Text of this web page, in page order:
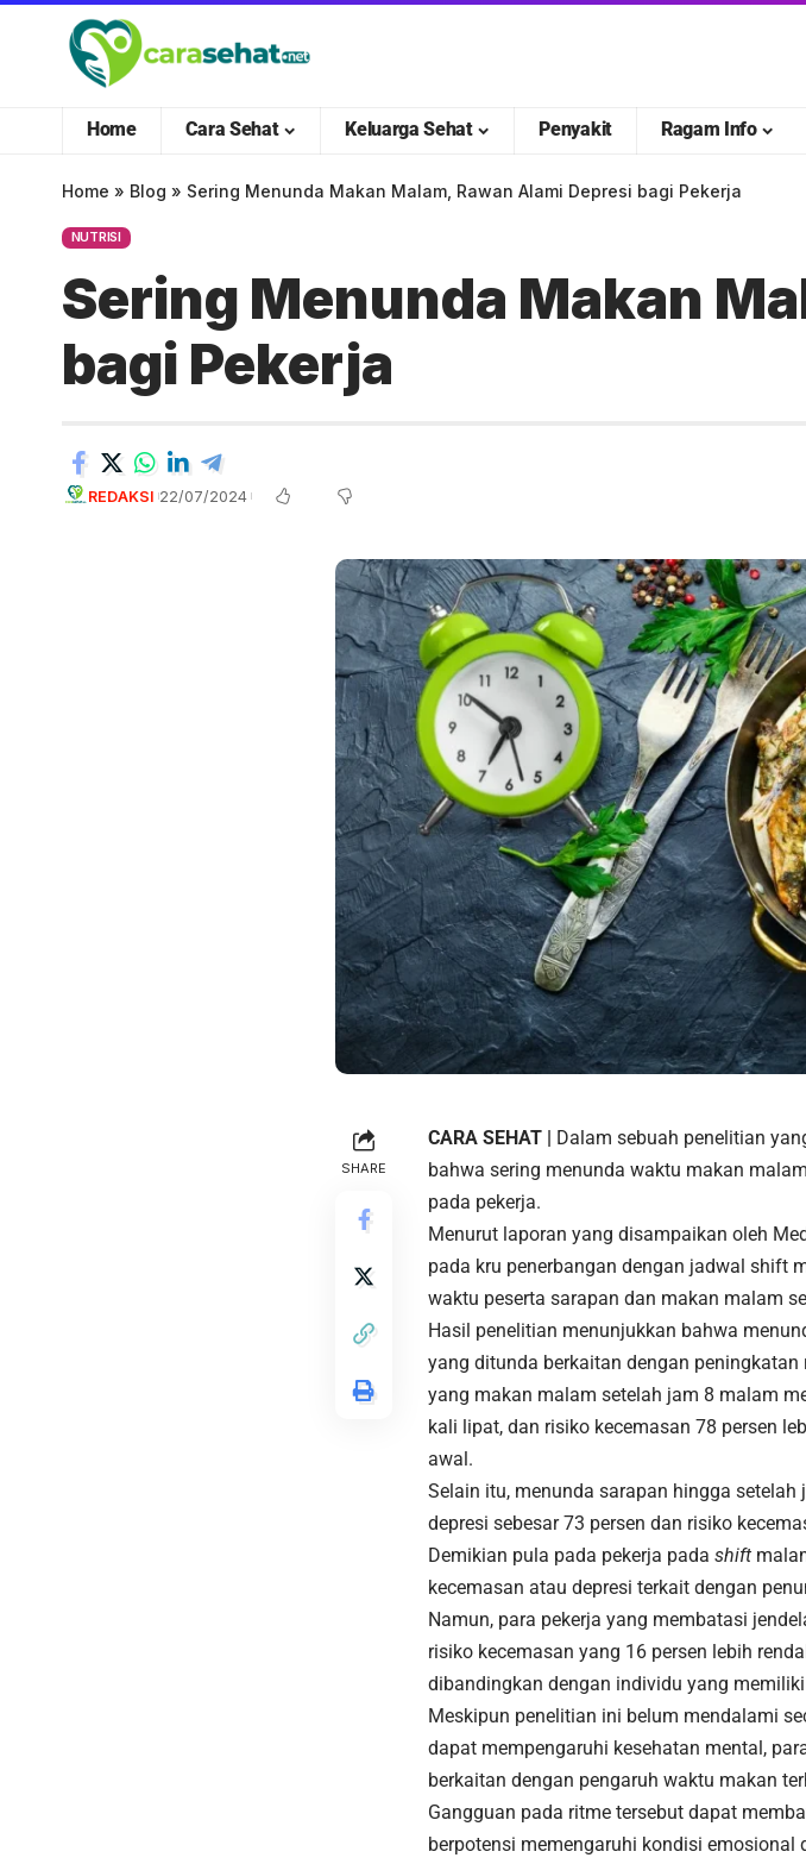
Home Cara Sehat Keluarga Sehat Penyakit Ragam Info
Home » Blog » Sering Menunda Makan Malam, Rawan Alami Depresi bagi Pekerja
NUTRISI
Sering Menunda Makan
bagi Pekerja
REDAKSI 22/07/2024
SHARE
CARA SEHAT | Dalam sebuah penelitian
bahwa sering menunda waktu makan malam
pada pekerja.
Menurut laporan yang disampaikan oleh
pada kru penerbangan dengan jadwal shift
waktu peserta sarapan dan makan malam
Hasil penelitian menunjukkan bahwa
yang ditunda berkaitan dengan
yang makan malam setelah jam 8 malam
kali lipat, dan risiko kecemasan 78 persen
awal.
Selain itu, menunda sarapan hingga
depresi sebesar 73 persen dan risiko
Demikian pula pada pekerja pada shift
kecemasan atau depresi terkait dengan
Namun, para pekerja yang membatasi
risiko kecemasan yang 16 persen lebih
dibandingkan dengan individu yang
Meskipun penelitian ini belum mendalami
dapat mempengaruhi kesehatan mental,
berkaitan dengan pengaruh waktu makan
Gangguan pada ritme tersebut dapat
berpotensi memengaruhi kondisi emosional